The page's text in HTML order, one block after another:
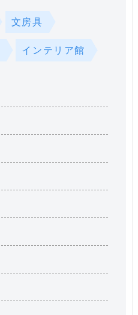
文房具
インテリア館